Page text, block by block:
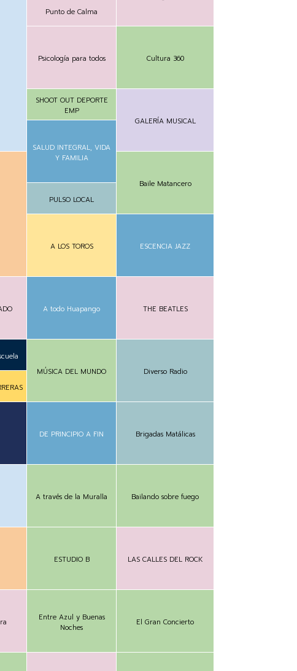
Punto de Calma
Psicología para todos Cultura 360
SHOOT OUT DEPORTE
EMP
GALERÍA MUSICAL
SALUD INTEGRAL, VIDA
Y FAMILIA
Baile Matancero
PULSO LOCAL
A LOS TOROS ESCENCIA JAZZ
A todo Huapango THE BEATLES
MÚSICA DEL MUNDO
Diverso Radio
DE PRINCIPIO A FIN Brigadas Matálicas
A través de la Muralla Bailando sobre fuego
ESTUDIO B LAS CALLES DEL ROCK
Entre Azul y Buenas
Noches
El Gran Concierto